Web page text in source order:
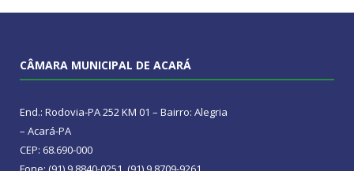
CÂMARA MUNICIPAL DE ACARÁ
End.: Rodovia-PA 252 KM 01 – Bairro: Alegria
– Acará-PA
CEP: 68.690-000